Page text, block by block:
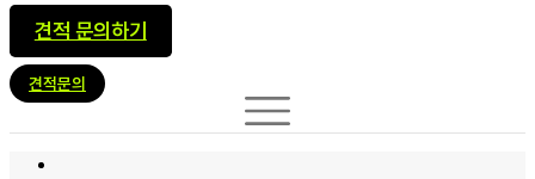
견적 문의하기
견적문의